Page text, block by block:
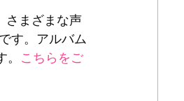
さまざまな声
す。アルバム
こちらをご